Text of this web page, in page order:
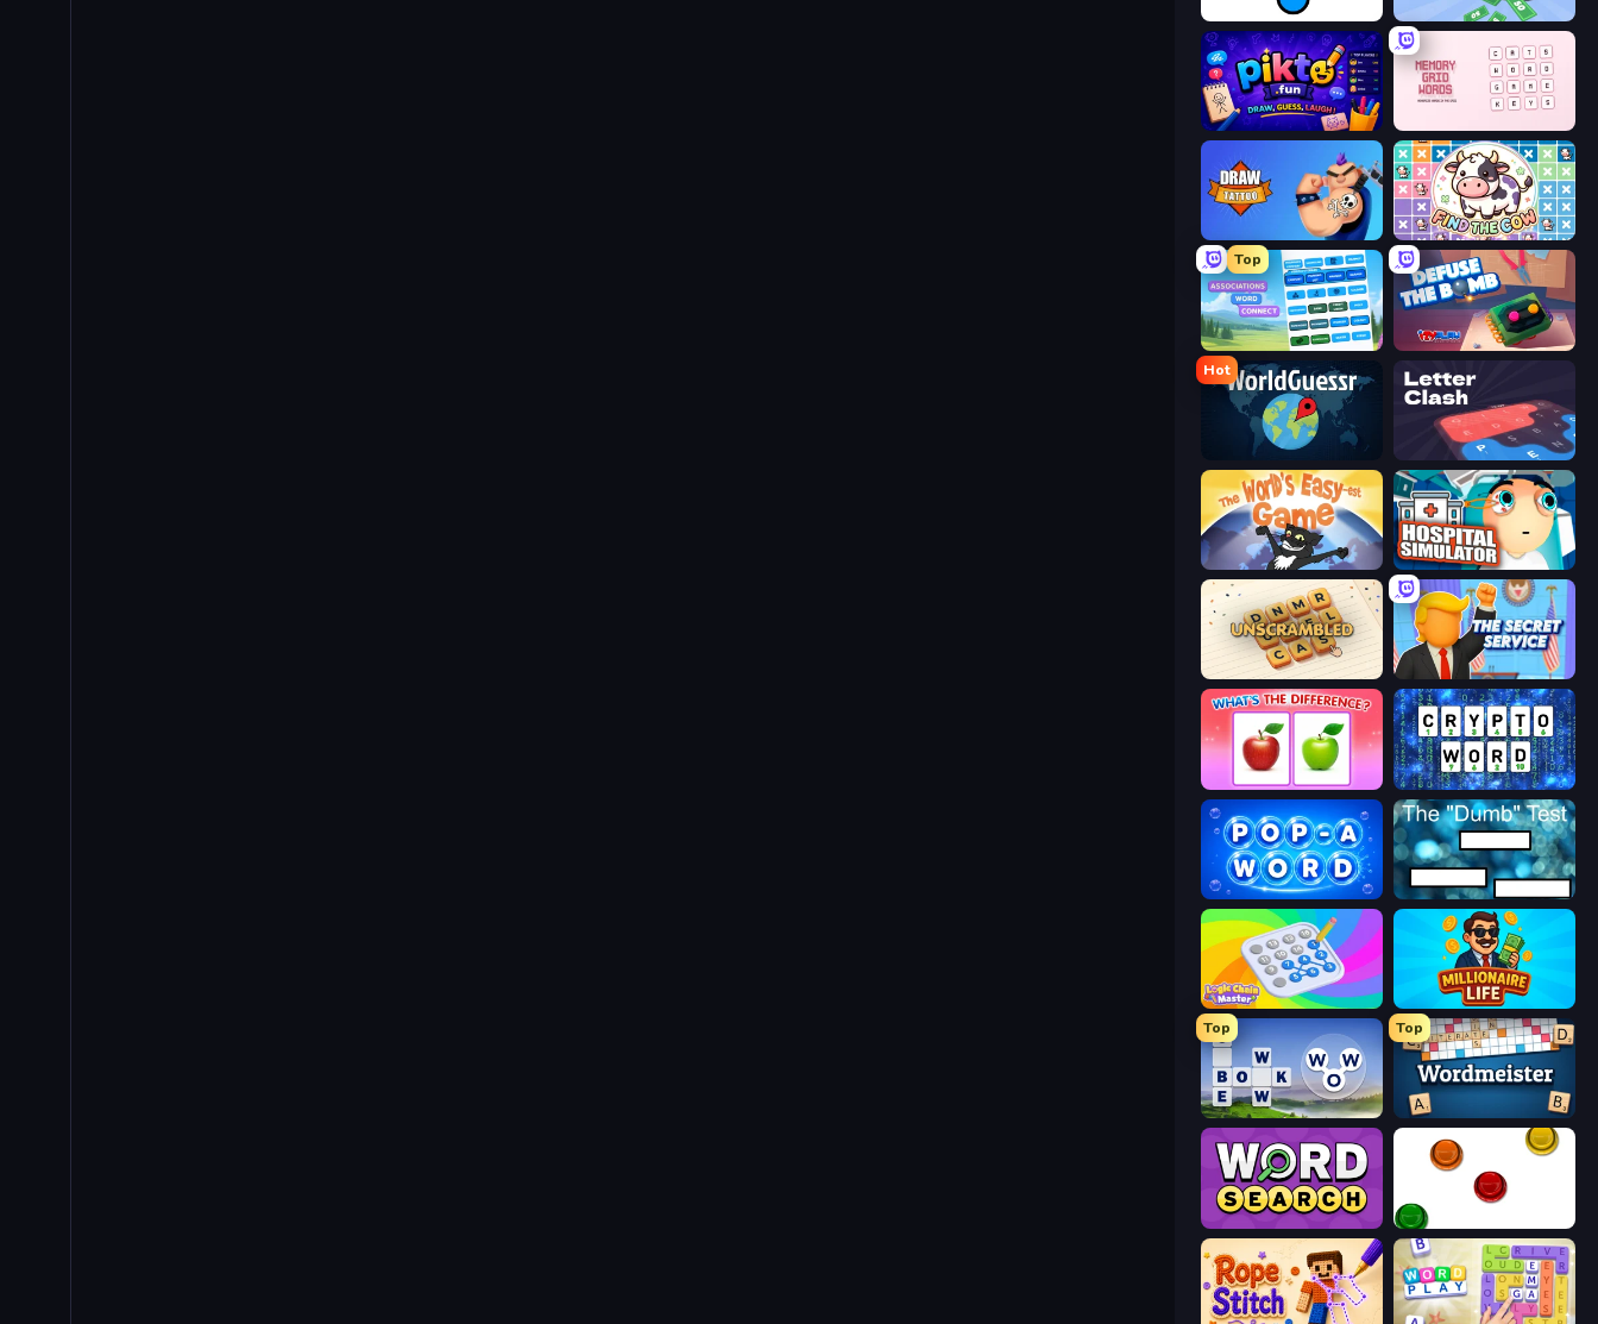
Stupidity Test Money Printer
Pikto.fun
Find The Cow
Top
Associations - Word Connect Defuse the Bomb 3D
Hot
WorldGuessr Free GeoGuessr LetterClash
Hospital Simulator
Unscrambled The Secret Service
What's The Difference? Cryptoword
Pop-a-Word The Dumb Test
Logic Chain Master Millionaire Life
Top
Words of Wonders
Top
Wordmeister
Daily Word Search The Idiot Test